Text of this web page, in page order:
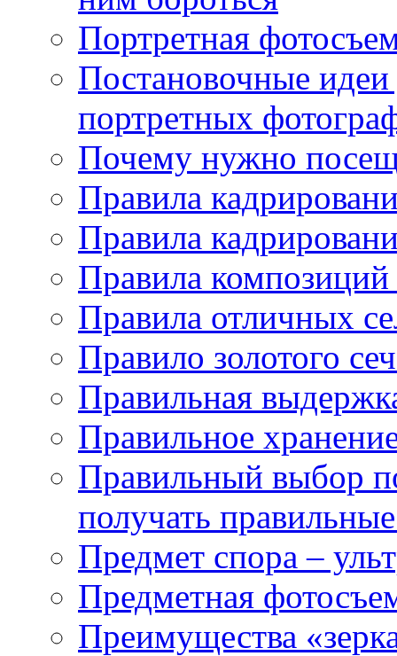
Портретная
Постановочные
портретных
Почему нужно
Правила
Правила
Правила
Правила отличных
Правило золотого
Правильная
Правильное
Правильный выбор
получать
Предмет спора –
Предметная
Преимущества